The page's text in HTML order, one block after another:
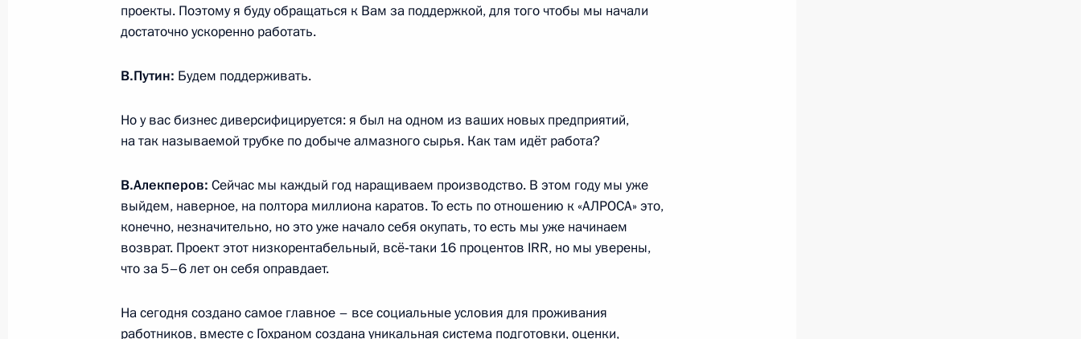
События
Структура
Документы
Поиск
Подписаться
Справочник
Версия для людей
с ограниченными
возможностями
English
Президент России
Текущий ресурс
Государственная
символика
Президент России —
гражданам школьного
возраста
Кремлю
Владимир Путин —
Дикая природа России
MAX
О портале
Все материалы сайта
проекты. Поэтому я буду обращаться к Вам за поддержкой, для того чтобы мы начали
достаточно ускоренно работать.
В.Путин: Будем поддерживать.
Но у вас бизнес диверсифицируется: я был на одном из ваших новых предприятий,
на так называемой трубке по добыче алмазного сырья. Как там идёт работа?
В.Алекперов: Сейчас мы каждый год наращиваем производство. В этом году мы уже
выйдем, наверное, на полтора миллиона каратов. То есть по отношению к «АЛРОСА» это,
конечно, незначительно, но это уже начало себя окупать, то есть мы уже начинаем
возврат. Проект этот низкорентабельный, всё‑таки 16 процентов IRR, но мы уверены,
что за 5–6 лет он себя оправдает.
На сегодня создано самое главное – все социальные условия для проживания
работников, вместе с Гохраном создана уникальная система подготовки, оценки,